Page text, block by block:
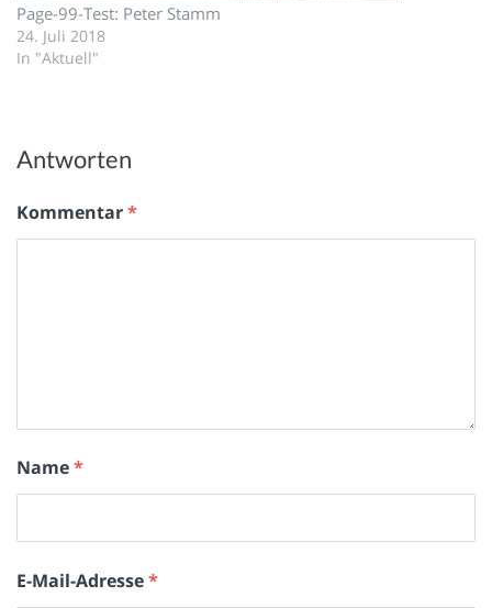
Page-99-Test: Peter Stamm
24. Juli 2018
In "Aktuell"
Antworten
Kommentar*
Name*
E-Mail-Adresse*